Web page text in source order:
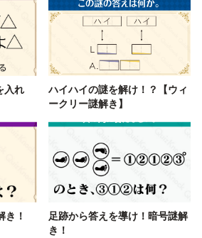
入れ
ハイハイの謎を解け！？【ウィ
ークリー謎解き】
き！
足跡から答えを導け！暗号謎解
き！